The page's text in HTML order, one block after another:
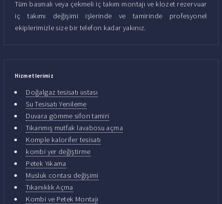
Tüm basmalı veya çekmeli iç takım montajı ve klozet rezervuar
iç takımı değişimi işlerinde ve tamirinde profesyonel
ekiplerimizle size bir telefon kadar yakınız.
Hizmetlerimiz
Doğalgaz tesisatı ustası
Su Tesisatı Yenileme
Duvara gömme sifon tamiri
Tıkanmış mutfak lavabosu açma
Komple kalorifer tesisatı
kombi yer değiştirme
Petek Yıkama
Musluk contası değişimi
Tıkanıklık Açma
Kombi ve Petek Montajı